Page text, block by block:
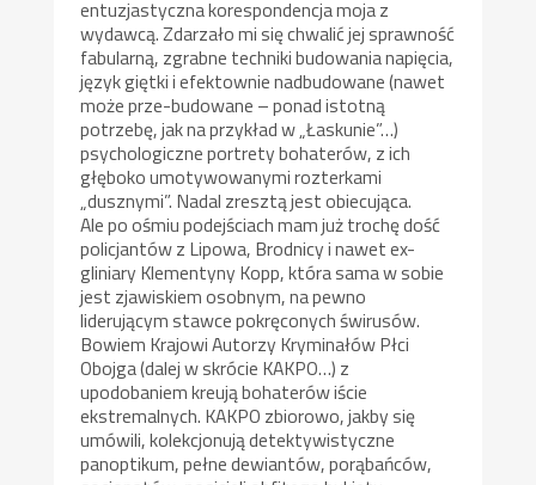
entuzjastyczna korespondencja moja z
wydawcą. Zdarzało mi się chwalić jej sprawność
fabularną, zgrabne techniki budowania napięcia,
język giętki i efektownie nadbudowane (nawet
może prze-budowane – ponad istotną
potrzebę, jak na przykład w „Łaskunie”…)
psychologiczne portrety bohaterów, z ich
głęboko umotywowanymi rozterkami
„dusznymi”. Nadal zresztą jest obiecująca.
Ale po ośmiu podejściach mam już trochę dość
policjantów z Lipowa, Brodnicy i nawet ex-
gliniary Klementyny Kopp, która sama w sobie
jest zjawiskiem osobnym, na pewno
liderującym stawce pokręconych świrusów.
Bowiem Krajowi Autorzy Kryminałów Płci
Obojga (dalej w skrócie KAKPO…) z
upodobaniem kreują bohaterów iście
ekstremalnych. KAKPO zbiorowo, jakby się
umówili, kolekcjonują detektywistyczne
panoptikum, pełne dewiantów, porąbańców,